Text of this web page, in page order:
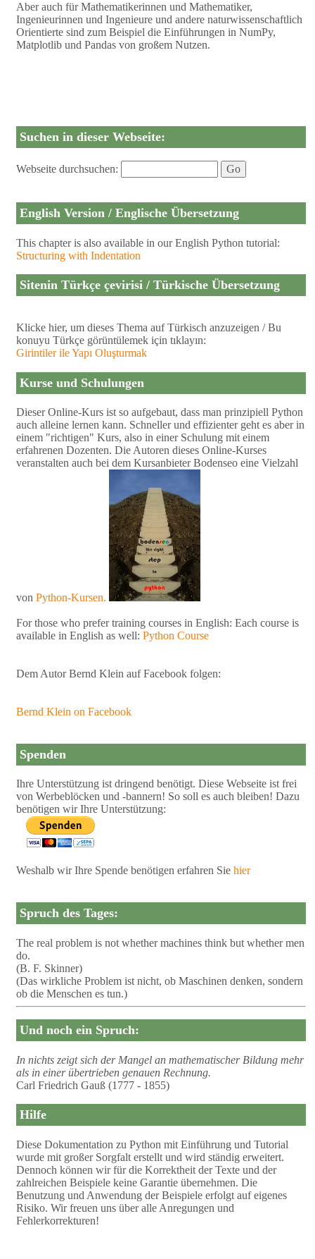
Aber auch für Mathematikerinnen und Mathematiker,
Ingenieurinnen und Ingenieure und andere naturwissenschaftlich
Orientierte sind zum Beispiel die Einführungen in NumPy,
Matplotlib und Pandas von großem Nutzen.
Suchen in dieser Webseite:
Webseite durchsuchen:
English Version / Englische Übersetzung
This chapter is also available in our English Python tutorial:
Structuring with Indentation
Sitenin Türkçe çevirisi / Türkische Übersetzung
Klicke hier, um dieses Thema auf Türkisch anzuzeigen / Bu
konuyu Türkçe görüntülemek için tıklayın:
Girintiler ile Yapı Oluşturmak
Kurse und Schulungen
Dieser Online-Kurs ist so aufgebaut, dass man prinzipiell Python
auch alleine lernen kann. Schneller und effizienter geht es aber in
einem "richtigen" Kurs, also in einer Schulung mit einem
erfahrenen Dozenten. Die Autoren dieses Online-Kurses
veranstalten auch bei dem Kursanbieter Bodenseo eine Vielzahl
von Python-Kursen.
For those who prefer training courses in English: Each course is
available in English as well: Python Course
Dem Autor Bernd Klein auf Facebook folgen:
Bernd Klein on Facebook
Spenden
Ihre Unterstützung ist dringend benötigt. Diese Webseite ist frei
von Werbeblöcken und -bannern! So soll es auch bleiben! Dazu
benötigen wir Ihre Unterstützung:
Weshalb wir Ihre Spende benötigen erfahren Sie hier
Spruch des Tages:
The real problem is not whether machines think but whether men
do.
(B. F. Skinner)
(Das wirkliche Problem ist nicht, ob Maschinen denken, sondern
ob die Menschen es tun.)
Und noch ein Spruch:
In nichts zeigt sich der Mangel an mathematischer Bildung mehr
als in einer übertrieben genauen Rechnung.
Carl Friedrich Gauß (1777 - 1855)
Hilfe
Diese Dokumentation zu Python mit Einführung und Tutorial
wurde mit großer Sorgfalt erstellt und wird ständig erweitert.
Dennoch können wir für die Korrektheit der Texte und der
zahlreichen Beispiele keine Garantie übernehmen. Die
Benutzung und Anwendung der Beispiele erfolgt auf eigenes
Risiko. Wir freuen uns über alle Anregungen und
Fehlerkorrekturen!